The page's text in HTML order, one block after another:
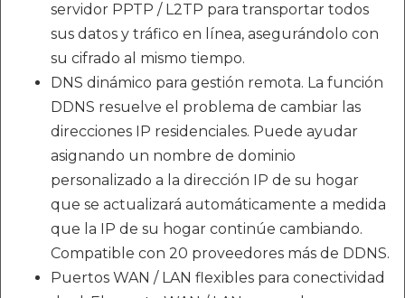
servidor PPTP / L2TP para transportar todos
sus datos y tráfico en línea, asegurándolo con
su cifrado al mismo tiempo.
DNS dinámico para gestión remota. La función
DDNS resuelve el problema de cambiar las
direcciones IP residenciales. Puede ayudar
asignando un nombre de dominio
personalizado a la dirección IP de su hogar
que se actualizará automáticamente a medida
que la IP de su hogar continúe cambiando.
Compatible con 20 proveedores más de DDNS.
Puertos WAN / LAN flexibles para conectividad